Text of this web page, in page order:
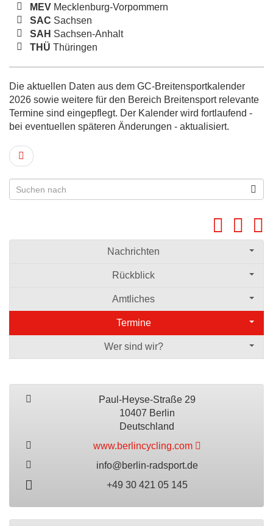
MEV Mecklenburg-Vorpommern
SAC Sachsen
SAH Sachsen-Anhalt
THÜ Thüringen
Die aktuellen Daten aus dem GC-Breitensportkalender
2026 sowie weitere für den Bereich Breitensport relevante
Termine sind eingepflegt. Der Kalender wird fortlaufend -
bei eventuellen späteren Änderungen - aktualisiert.
Nachrichten
Rückblick
Amtliches
Termine
Wer sind wir?
Paul-Heyse-Straße 29
10407 Berlin
Deutschland
www.berlincycling.com
info@berlin-radsport.de
+49 30 421 05 145